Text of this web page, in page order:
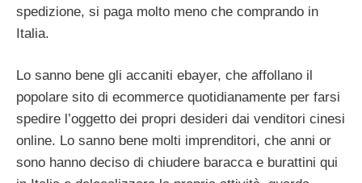
spedizione, si paga molto meno che comprando in
Italia.
Lo sanno bene gli accaniti ebayer, che affollano il
popolare sito di ecommerce quotidianamente per farsi
spedire l’oggetto dei propri desideri dai venditori cinesi
online. Lo sanno bene molti imprenditori, che anni or
sono hanno deciso di chiudere baracca e burattini qui